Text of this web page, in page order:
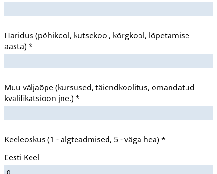
Haridus (põhikool, kutsekool, kõrgkool, lõpetamise
aasta) *
Muu väljaõpe (kursused, täiendkoolitus, omandatud
kvalifikatsioon jne.) *
Keeleoskus (1 - algteadmised, 5 - väga hea) *
Eesti Keel